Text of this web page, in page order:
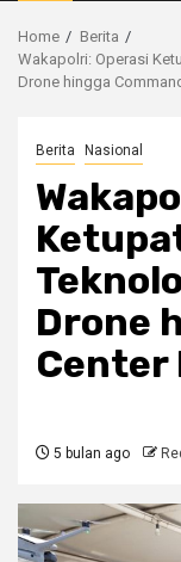
Home
Berita
Wakapolri: Operasi
Drone hingga
Berita Nasional
Drone
Center
5 bulan ago